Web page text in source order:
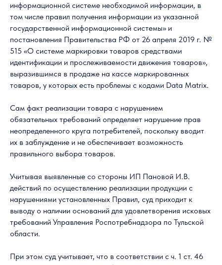
информационной системе необходимой информации, в
том числе правил получения информации из указанной
государственной информационной системы» и
постановления Правительства РФ от 26 апреля 2019 г. №
515 «О системе маркировки товаров средствами
идентификации и прослеживаемости движения товаров»,
выразившимся в продаже на кассе маркированных
товаров, у которых есть проблемы с кодами Data Matrix.
Сам факт реализации товара с нарушением
обязательных требований определяет нарушение прав
неопределенного круга потребителей, поскольку вводит
их в заблуждение и не обеспечивает возможность
правильного выбора товаров.
Учитывая выявленные со стороны ИП Пановой И.В.
действий по осуществлению реализации продукции с
нарушениями установленных Правил, суд приходит к
выводу о наличии оснований для удовлетворения исковых
требований Управления Роспотребнадзора по Тульской
области.
При этом суд учитывает, что в соответствии с ч. 1 ст. 46